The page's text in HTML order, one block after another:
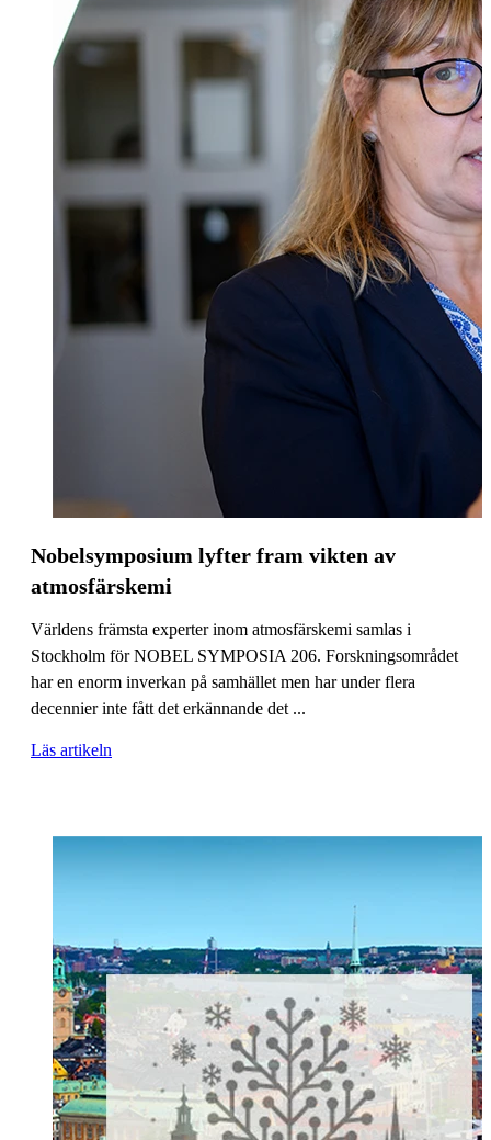
Nobelsymposium lyfter fram vikten av
atmosfärskemi
Världens främsta experter inom atmosfärskemi samlas i
Stockholm för NOBEL SYMPOSIA 206. Forskningsområdet
har en enorm inverkan på samhället men har under flera
decennier inte fått det erkännande det ...
Läs artikeln